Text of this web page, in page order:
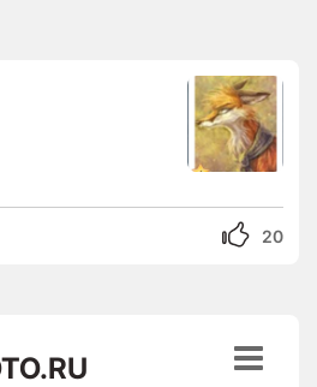
20
